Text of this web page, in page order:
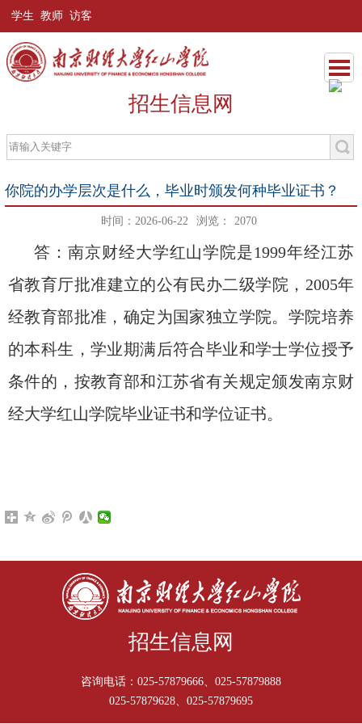
学生 教师 访客
招生信息网
你院的办学层次是什么，毕业时颁发何种毕业证书？
时间：2026-06-22 浏览： 2070
答： 南京财经大学红山学院是1999年经江苏
省教育厅批准建立的公有民办二级学院 ，2005年
经教育部批准，确定为国家独立学院。学院培养
的本科生，学业期满后符合毕业和学士学位授予
条件的，按教育部和江苏省有关规定颁发南京财
经大学红山学院毕业证书和学位证书。
招生信息网
咨询电话：025-57879666、025-57879888
025-57879628、025-57879695